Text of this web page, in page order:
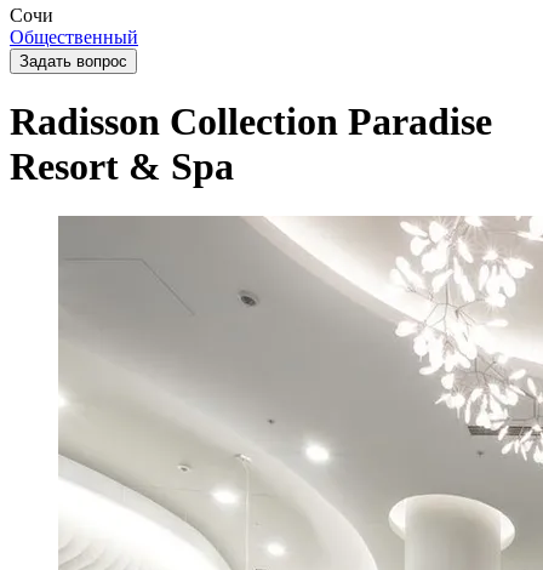
Сочи
Общественный
Задать вопрос
Radisson Collection Paradise
Resort & Spa